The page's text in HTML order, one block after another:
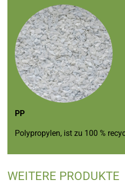
PP
Polypropylen, ist zu 100 %
WEITERE PRODUKTE